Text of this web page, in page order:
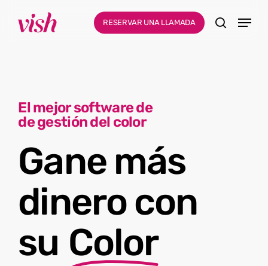
RESERVAR UNA LLAMADA busque en
Menú
El mejor software de
de gestión del color
Gane más
dinero con
su Color